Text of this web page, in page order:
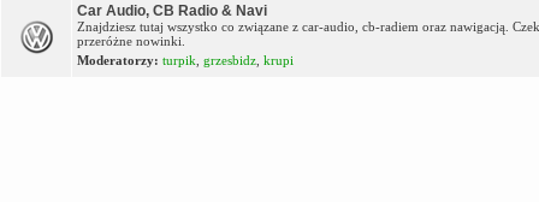
Car Audio, CB Radio & Navi
Znajdziesz tutaj wszystko co związane z car-audio, cb-radiem oraz nawigacją.
przeróżne nowinki.
Moderatorzy: turpik grzesbidz krupi